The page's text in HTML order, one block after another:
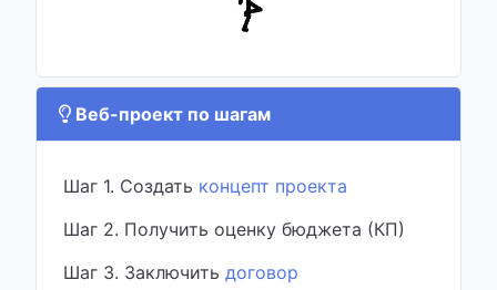
Веб-проект по шагам
Шаг 1. Создать концепт проекта
Шаг 2. Получить оценку бюджета (КП)
Шаг 3. Заключить договор